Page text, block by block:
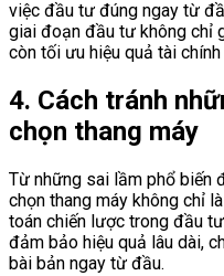
việc đầu tư đúng ngay từ
giai đoạn đầu tư không chỉ
còn tối ưu hiệu quả tài
4. Cách tránh
chọn thang máy
Từ những sai lầm phổ biến
chọn thang máy không chỉ
toán chiến lược trong đầu
đảm bảo hiệu quả lâu dài,
bài bản ngay từ đầu.